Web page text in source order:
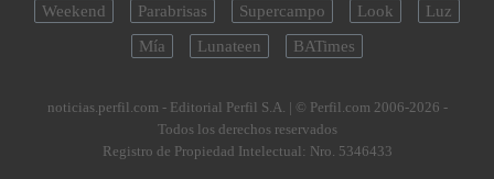
Weekend
Parabrisas Supercampo Look
Luz
Mía
Lunateen BATimes
noticias.perfil.com - Editorial Perfil S.A. | © Perfil.com 2006-2026 -
Todos los derechos reservados
Registro de Propiedad Intelectual: Nro. 5346433